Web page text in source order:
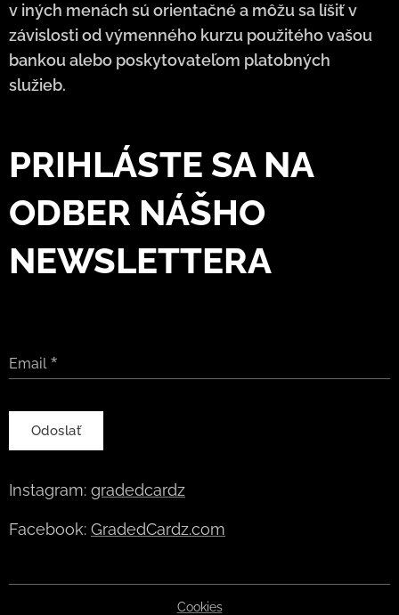
v iných menách sú orientačné a môžu sa líšiť v
závislosti od výmenného kurzu použitého vašou
bankou alebo poskytovateľom platobných
služieb.
PRIHLÁSTE SA NA
ODBER NÁŠHO
NEWSLETTERA
Email
Odoslať
Instagram: gradedcardz
Facebook: GradedCardz.com
Cookies